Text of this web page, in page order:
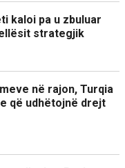
kaloi pa u zbuluar
strategjik
në rajon, Turqia
që udhëtojnë drejt